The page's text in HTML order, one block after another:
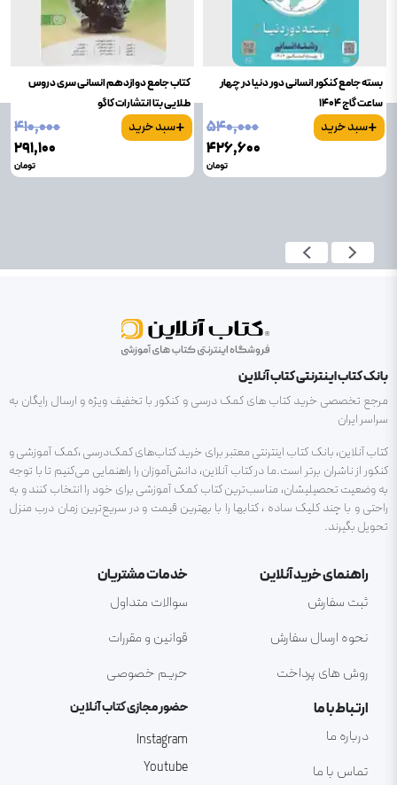
بسته جامع کنکور انسانی دور دنیا در چهار
ساعت گاج 1404
+سبد خرید
۵۴۰٬۰۰۰
۴۲۶٬۶۰۰
تومان
کتاب جامع دوازدهم انسانی سری دروس
طلایی بتا انتشارات کاگو
+سبد خرید
۴۱۰٬۰۰۰
۲۹۱٬۱۰۰
تومان
بانک کتاب اینترنتی کتاب آنلاین
مرجع تخصصی خرید کتاب های کمک درسی و کنکور با تخفیف ویژه و ارسال رایگان به
سراسر ایران
کتاب آنلاین، بانک کتاب اینترنتی معتبر برای خرید کتاب‌های کمک‌درسی ،کمک آموزشی و
کنکور از ناشران برتر است.ما در کتاب آنلاین، دانش‌آموزان را راهنمایی می‌کنیم تا با توجه
به وضعیت تحصیلیشان، مناسب‌ترین کتاب کمک آموزشی برای خود را انتخاب کنند و به
راحتی و با چند کلیک ساده ، کتابها را با بهترین قیمت و در سریع‌ترین زمان درب منزل
تحویل بگیرند.
راهنمای خرید آنلاین
ثبت سفارش
نحوه ارسال سفارش
روش های پرداخت
خدمات مشتریان
سوالات متداول
قوانین و مقررات
حریم خصوصی
ارتباط با ما
درباره ما
تماس با ما
حضور مجازی کتاب آنلاین
Instagram
Youtube